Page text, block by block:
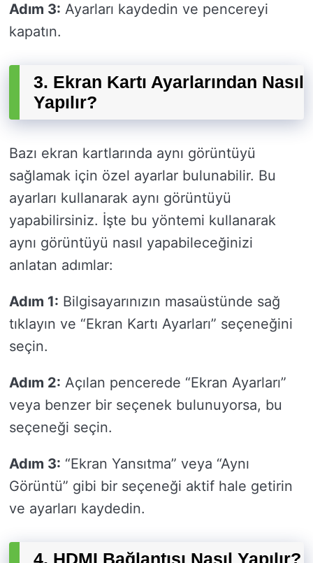
Adım 3: Ayarları kaydedin ve pencereyi
kapatın.
3. Ekran Kartı Ayarlarından Nasıl
Yapılır?
Bazı ekran kartlarında aynı görüntüyü
sağlamak için özel ayarlar bulunabilir. Bu
ayarları kullanarak aynı görüntüyü
yapabilirsiniz. İşte bu yöntemi kullanarak
aynı görüntüyü nasıl yapabileceğinizi
anlatan adımlar:
Adım 1: Bilgisayarınızın masaüstünde sağ
tıklayın ve “Ekran Kartı Ayarları” seçeneğini
seçin.
Adım 2: Açılan pencerede “Ekran Ayarları”
veya benzer bir seçenek bulunuyorsa, bu
seçeneği seçin.
Adım 3: “Ekran Yansıtma” veya “Aynı
Görüntü” gibi bir seçeneği aktif hale getirin
ve ayarları kaydedin.
4. HDMI Bağlantısı Nasıl Yapılır?